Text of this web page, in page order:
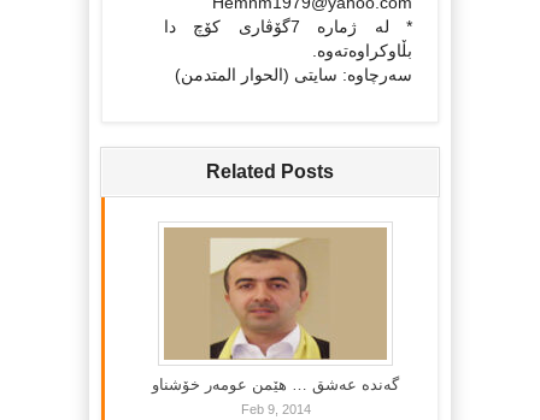
* له‌ ژماره‌ 7گۆڤاری كۆچ دا
بڵاوكراوه‌ته‌وه‌.
سه‌رچاوه‌: سایتی (الحوار المتدمن)
Related Posts
گه‌نده‌ عه‌شق … هێمن عومه‌ر خۆشناو
Feb 9, 2014